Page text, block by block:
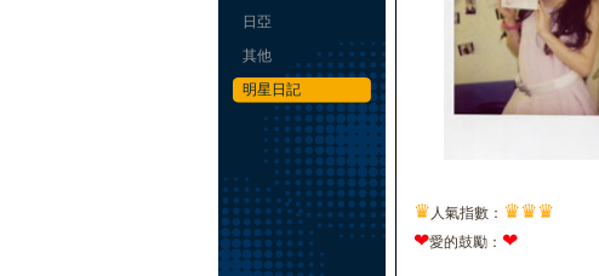
日亞
其他
明星日記
♛ 人氣指數： ♛♛♛
❤愛的鼓勵： ❤